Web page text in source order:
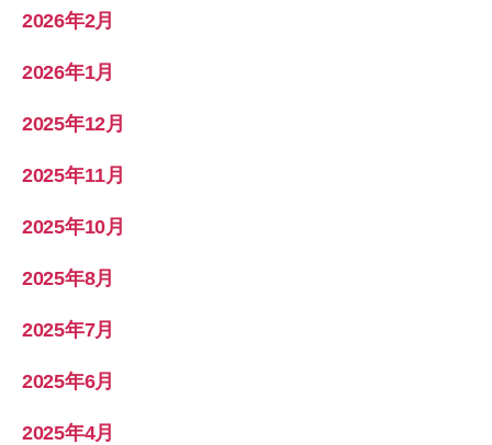
2026年2月
2026年1月
2025年12月
2025年11月
2025年10月
2025年8月
2025年7月
2025年6月
2025年4月